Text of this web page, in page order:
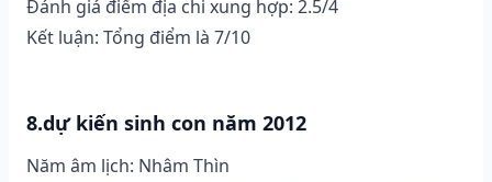
Đánh giá điểm địa chi xung hợp: 2.5/4
Kết luận: Tổng điểm là 7/10
8.dự kiến sinh con năm 2012
Năm âm lịch: Nhâm Thìn